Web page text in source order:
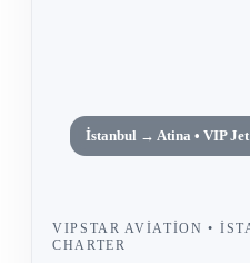
VIPSTAR AVIATION •
CHARTER
İstanbul → Atina • VIP